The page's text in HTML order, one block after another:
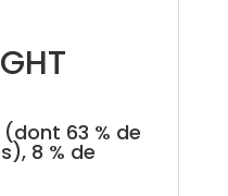
63 % de
8 % de